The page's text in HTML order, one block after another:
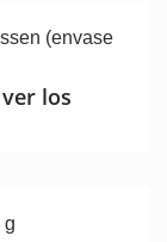
(envase
los
g